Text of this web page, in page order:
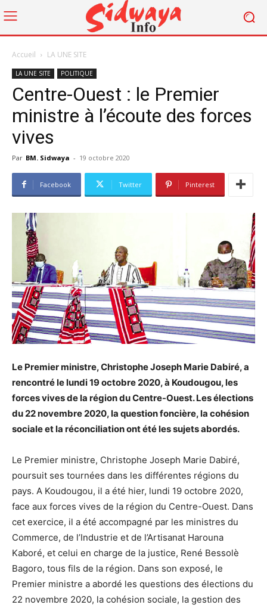
Accueil LA UNE SITE
LA UNE SITE POLITIQUE
Centre-Ouest : le Premier
ministre à l’écoute des forces
vives
Par BM. Sidwaya - 19 octobre 2020
Facebook Twitter Pinterest
Le Premier ministre, Christophe Joseph Marie Dabiré, a
rencontré le lundi 19 octobre 2020, à Koudougou, les
forces vives de la région du Centre-Ouest. Les élections
du 22 novembre 2020, la question foncière, la cohésion
sociale et la réconciliation ont été les sujets abordés.
Le Premier ministre, Christophe Joseph Marie Dabiré,
poursuit ses tournées dans les différentes régions du
pays. A Koudougou, il a été hier, lundi 19 octobre 2020,
face aux forces vives de la région du Centre-Ouest. Dans
cet exercice, il a été accompagné par les ministres du
Commerce, de l’Industrie et de l’Artisanat Harouna
Kaboré, et celui en charge de la justice, René Bessolè
Bagoro, tous fils de la région. Dans son exposé, le
Premier ministre a abordé les questions des élections du
22 novembre 2020, la cohésion sociale, la gestion des